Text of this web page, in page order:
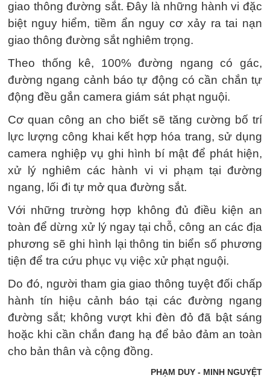
giao thông đường sắt. Đây là những hành vi đặc
biệt nguy hiểm, tiềm ẩn nguy cơ xảy ra tai nạn
giao thông đường sắt nghiêm trọng.
Theo thống kê, 100% đường ngang có gác,
đường ngang cảnh báo tự động có cần chắn tự
động đều gắn camera giám sát phạt nguội.
Cơ quan công an cho biết sẽ tăng cường bố trí
lực lượng công khai kết hợp hóa trang, sử dụng
camera nghiệp vụ ghi hình bí mật để phát hiện,
xử lý nghiêm các hành vi vi phạm tại đường
ngang, lối đi tự mở qua đường sắt.
Với những trường hợp không đủ điều kiện an
toàn để dừng xử lý ngay tại chỗ, công an các địa
phương sẽ ghi hình lại thông tin biển số phương
tiện để tra cứu phục vụ việc xử phạt nguội.
Do đó, người tham gia giao thông tuyệt đối chấp
hành tín hiệu cảnh báo tại các đường ngang
đường sắt; không vượt khi đèn đỏ đã bật sáng
hoặc khi cần chắn đang hạ để bảo đảm an toàn
cho bản thân và cộng đồng.
PHẠM DUY - MINH NGUYỆT